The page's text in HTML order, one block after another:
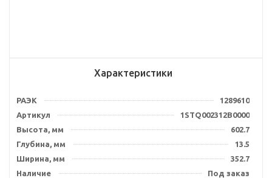
Характеристики
РАЭК
1289610
Артикул
1STQ002312B0000
Высота, мм
602.7
Глубина, мм
13.5
Ширина, мм
352.7
Наличие
Под заказ